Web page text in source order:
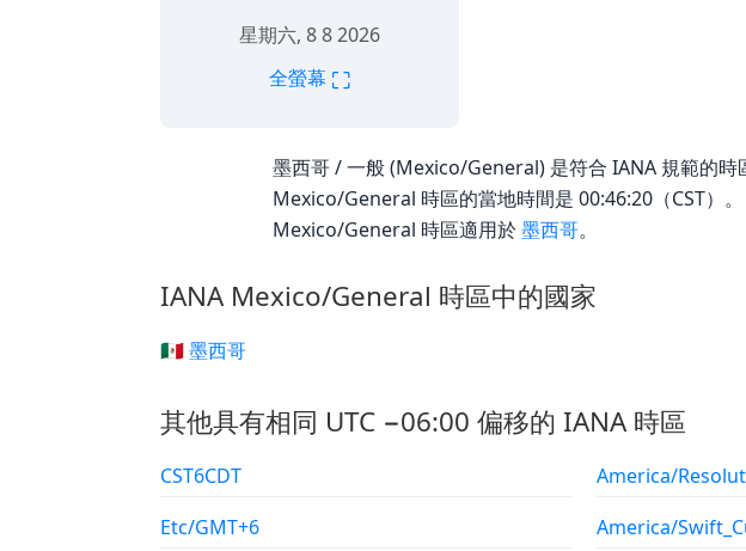
星期六, 8 8 2026
全螢幕 ⛶
墨西哥 / 一般 (Mexico/General) 是符合 IANA 規範的
Mexico/General 時區的當地時間是 00:46:20（CST）
Mexico/General 時區適用於墨西哥。
IANA Mexico/General 時區中的國家
🇲🇽 墨西哥
其他具有相同 UTC −06:00 偏移的 IANA 時區
CST6CDT
Etc/GMT+6
America/
America/